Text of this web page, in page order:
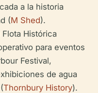
a la historia
(M Shed).
Histórica
para eventos
Festival,
de agua
Thornbury History).